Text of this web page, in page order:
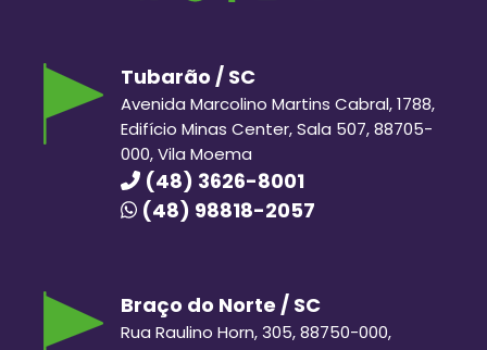
Tubarão / SC
Avenida Marcolino Martins Cabral, 1788,
Edifício Minas Center, Sala 507, 88705-
000, Vila Moema
(48) 3626-8001
(48) 98818-2057
Braço do Norte / SC
Rua Raulino Horn, 305, 88750-000,